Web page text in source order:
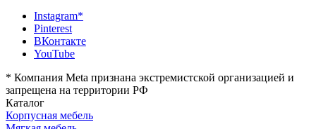
Instagram*
Pinterest
ВКонтакте
YouTube
* Компания Meta признана экстремистской организацией и
запрещена на территории РФ
Каталог
Корпусная мебель